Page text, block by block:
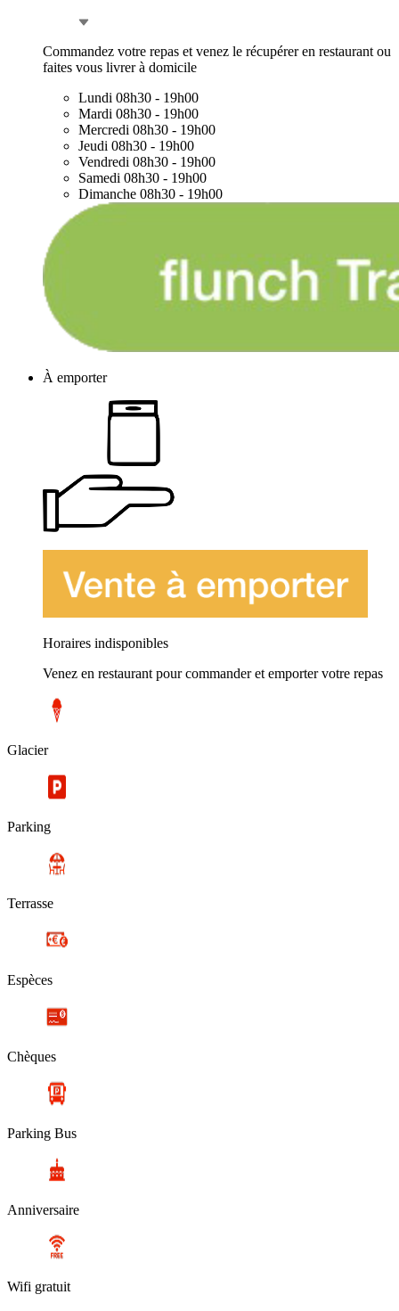
Commandez votre repas et venez le récupérer en restaurant ou
faites vous livrer à domicile
Lundi 08h30 - 19h00
Mardi 08h30 - 19h00
Mercredi 08h30 - 19h00
Jeudi 08h30 - 19h00
Vendredi 08h30 - 19h00
Samedi 08h30 - 19h00
Dimanche 08h30 - 19h00
À emporter
Horaires indisponibles
Venez en restaurant pour commander et emporter votre repas
Glacier
Parking
Terrasse
Espèces
Chèques
Parking Bus
Anniversaire
Wifi gratuit